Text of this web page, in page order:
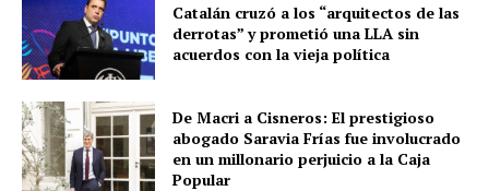
Catalán cruzó a los “arquitectos de las
derrotas” y prometió una LLA sin
acuerdos con la vieja política
De Macri a Cisneros: El prestigioso
abogado Saravia Frías fue involucrado
en un millonario perjuicio a la Caja
Popular